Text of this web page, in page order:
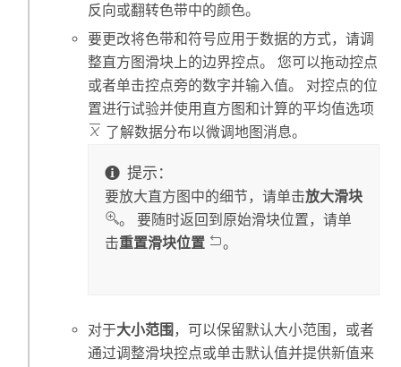
反向或翻转色带中的颜色。
要更改将色带和符号应用于数据的方式，请调
整直方图滑块上的边界控点。 您可以拖动控点
或者单击控点旁的数字并输入值。 对控点的位
置进行试验并使用直方图和计算的平均值选项
了解数据分布以微调地图消息。
提示：
要放大直方图中的细节，请单击放大滑块
。 要随时返回到原始滑块位置，请单
击重置滑块位置 。
对于大小范围 ，可以保留默认大小范围，或者
通过调整滑块控点或单击默认值并提供新值来